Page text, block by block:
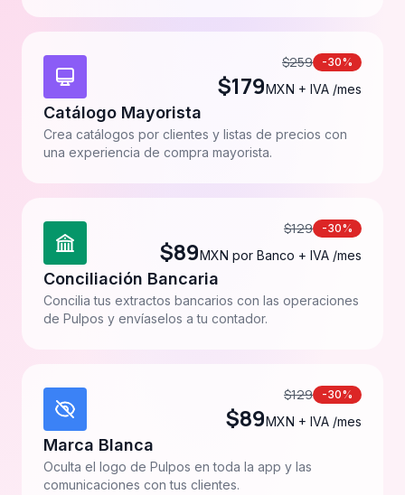
$259 -30%
$179MXN + IVA /mes
Catálogo Mayorista
Crea catálogos por clientes y listas de precios con
una experiencia de compra mayorista.
$129 -30%
$89MXN por Banco + IVA /mes
Conciliación Bancaria
Concilia tus extractos bancarios con las operaciones
de Pulpos y envíaselos a tu contador.
$129 -30%
$89MXN + IVA /mes
Marca Blanca
Oculta el logo de Pulpos en toda la app y las
comunicaciones con tus clientes.